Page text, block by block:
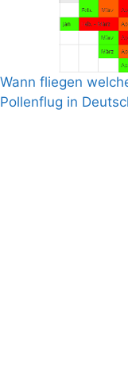
Wann fliegen
Pollenflug in